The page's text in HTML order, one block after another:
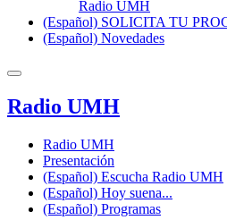
Radio UMH
(Español) SOLICITA TU
(Español) Novedades
Radio UMH
Radio UMH
Presentación
(Español) Escucha Radio UMH
(Español) Hoy suena...
(Español) Programas